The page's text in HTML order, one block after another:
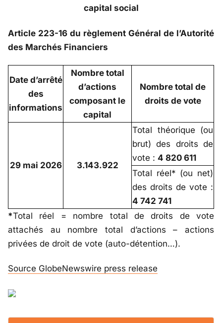
capital social
Article 223-16 du règlement Général de l’Autorité
des Marchés Financiers
Date d’arrêté
des
informations
Nombre total
d’actions
composant le
capital
Nombre total de
droits de vote
29 mai 2026 3.143.922
Total théorique (ou
brut) des droits de
vote : 4 820 611
Total réel* (ou net)
des droits de vote :
4 742 741
*Total réel = nombre total de droits de vote
attachés au nombre total d’actions – actions
privées de droit de vote (auto-détention…).
Source GlobeNewswire press release